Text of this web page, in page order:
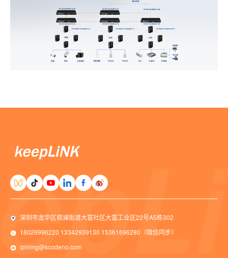
深圳市龙华区观澜街道大富社区大富工业区22号A5栋302
18026996220 13342939130 15361696280（微信同步）
qiming@scodeno.com